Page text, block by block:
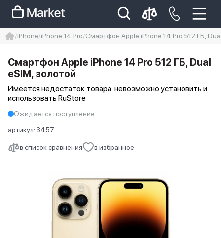
Iphone 14 pro max
айфон 14
iPhone iPhone 14 Pro Смартфон Apple iPhone 14 Pro 512 ГБ,
в список сравнения в избранное
Смартфон Apple iPhone 14 Pro 512 ГБ, Dual
еSIM, золотой
Имеется недостаток товара: невозможно установить и
использовать RuStore
Ожидается поступление
артикул: 3457